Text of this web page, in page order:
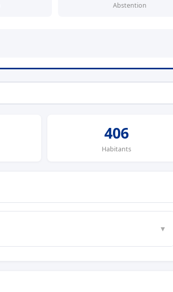
Abstention
406
Habitants
▼